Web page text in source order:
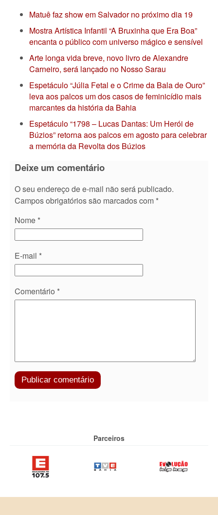
Matuê faz show em Salvador no próximo dia 19
Mostra Artística Infantil “A Bruxinha que Era Boa”
encanta o público com universo mágico e sensível
Arte longa vida breve, novo livro de Alexandre
Carneiro, será lançado no Nosso Sarau
Espetáculo “Júlia Fetal e o Crime da Bala de Ouro”
leva aos palcos um dos casos de feminicídio mais
marcantes da história da Bahia
Espetáculo “1798 – Lucas Dantas: Um Herói de
Búzios” retorna aos palcos em agosto para celebrar
a memória da Revolta dos Búzios
Deixe um comentário
O seu endereço de e-mail não será publicado.
Campos obrigatórios são marcados com *
Nome *
E-mail *
Comentário *
Parceiros